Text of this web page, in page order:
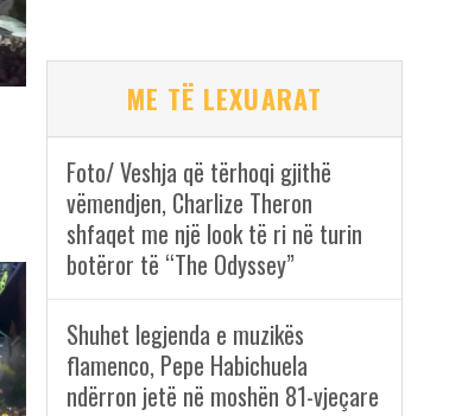
ME TË LEXUARAT
Foto/ Veshja që tërhoqi gjithë
vëmendjen, Charlize Theron
shfaqet me një look të ri në turin
botëror të “The Odyssey”
Shuhet legjenda e muzikës
flamenco, Pepe Habichuela
ndërron jetë në moshën 81-vjeçare